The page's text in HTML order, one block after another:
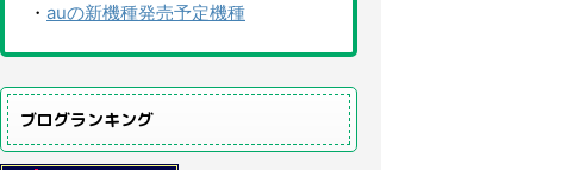
・ auの新機種発売予定機種
ブログランキング